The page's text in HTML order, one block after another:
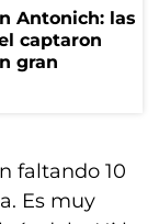
Antonich: las
captaron
gran
faltando 10
Es muy